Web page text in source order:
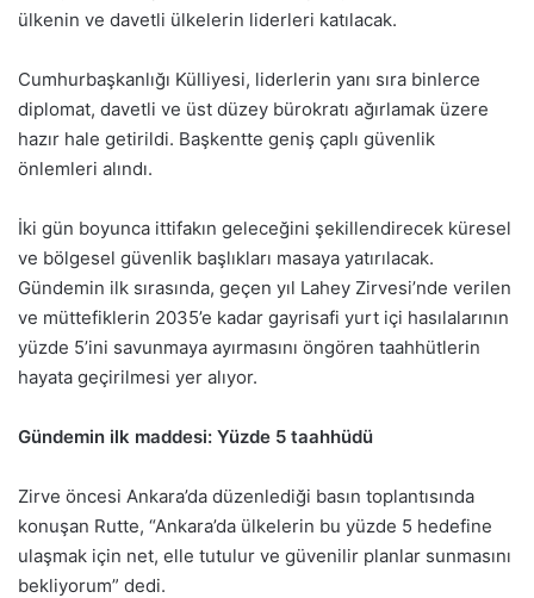
ülkenin ve davetli ülkelerin liderleri katılacak.
Cumhurbaşkanlığı Külliyesi, liderlerin yanı sıra binlerce
diplomat, davetli ve üst düzey bürokratı ağırlamak üzere
hazır hale getirildi. Başkentte geniş çaplı güvenlik
önlemleri alındı.
İki gün boyunca ittifakın geleceğini şekillendirecek küresel
ve bölgesel güvenlik başlıkları masaya yatırılacak.
Gündemin ilk sırasında, geçen yıl Lahey Zirvesi’nde verilen
ve müttefiklerin 2035’e kadar gayrisafi yurt içi hasılalarının
yüzde 5’ini savunmaya ayırmasını öngören taahhütlerin
hayata geçirilmesi yer alıyor.
Gündemin ilk maddesi: Yüzde 5 taahhüdü
Zirve öncesi Ankara’da düzenlediği basın toplantısında
konuşan Rutte, “Ankara’da ülkelerin bu yüzde 5 hedefine
ulaşmak için net, elle tutulur ve güvenilir planlar sunmasını
bekliyorum” dedi.